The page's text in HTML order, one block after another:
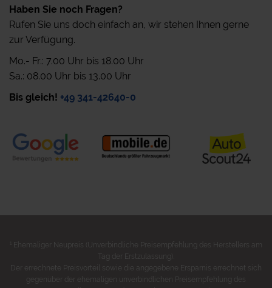
Haben Sie noch Fragen?
Rufen Sie uns doch einfach an, wir stehen Ihnen gerne
zur Verfügung.
Mo.- Fr.: 7.00 Uhr bis 18.00 Uhr
Sa.: 08.00 Uhr bis 13.00 Uhr
Bis gleich! +49 341-42640-0
Ehemaliger Neupreis (Unverbindliche Preisempfehlung des Herstellers am
Tag der Erstzulassung).
Der errechnete Preisvorteil sowie die angegebene Ersparnis errechnet sich
gegenüber der ehemaligen unverbindlichen Preisempfehlung des